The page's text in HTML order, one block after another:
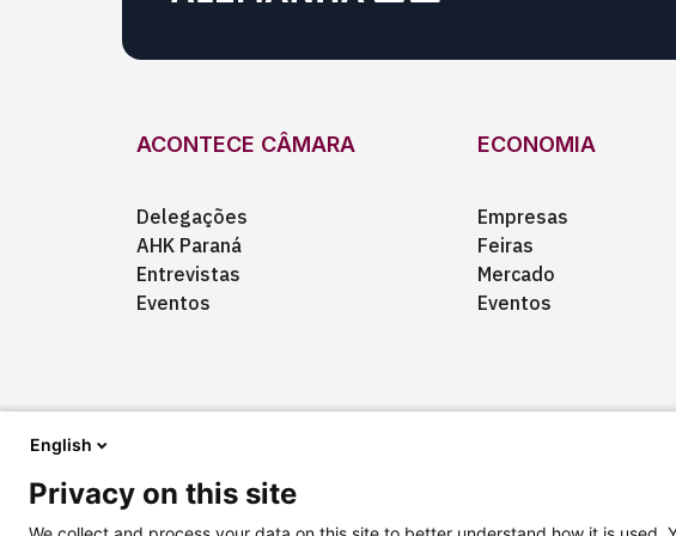
ACONTECE CÂMARA
Delegações
AHK Paraná
Entrevistas
Eventos
ECONOMIA
Empresas
Feiras
Mercado
Eventos
Quem somosAnuncieFale conosco
English
Privacy on this site